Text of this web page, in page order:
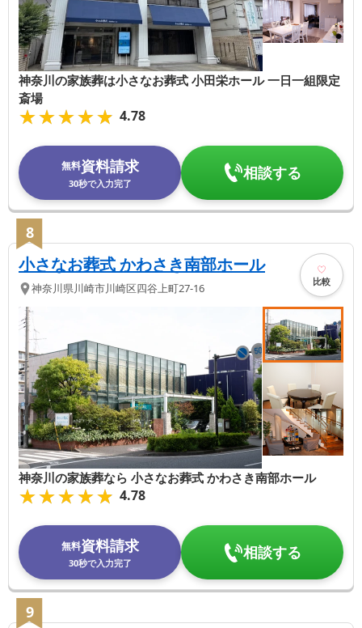
神奈川の家族葬は小さなお葬式 小田栄ホール 一日一組限定
斎場
★★★★★
★★★★★ 4.78
無料資料請求
30秒で入力完了
相談する
8
小さなお葬式 かわさき南部ホール
神奈川県川崎市川崎区四谷上町27-16 比較
神奈川の家族葬なら 小さなお葬式 かわさき南部ホール
★★★★★
★★★★★ 4.78
無料資料請求
30秒で入力完了
相談する
9